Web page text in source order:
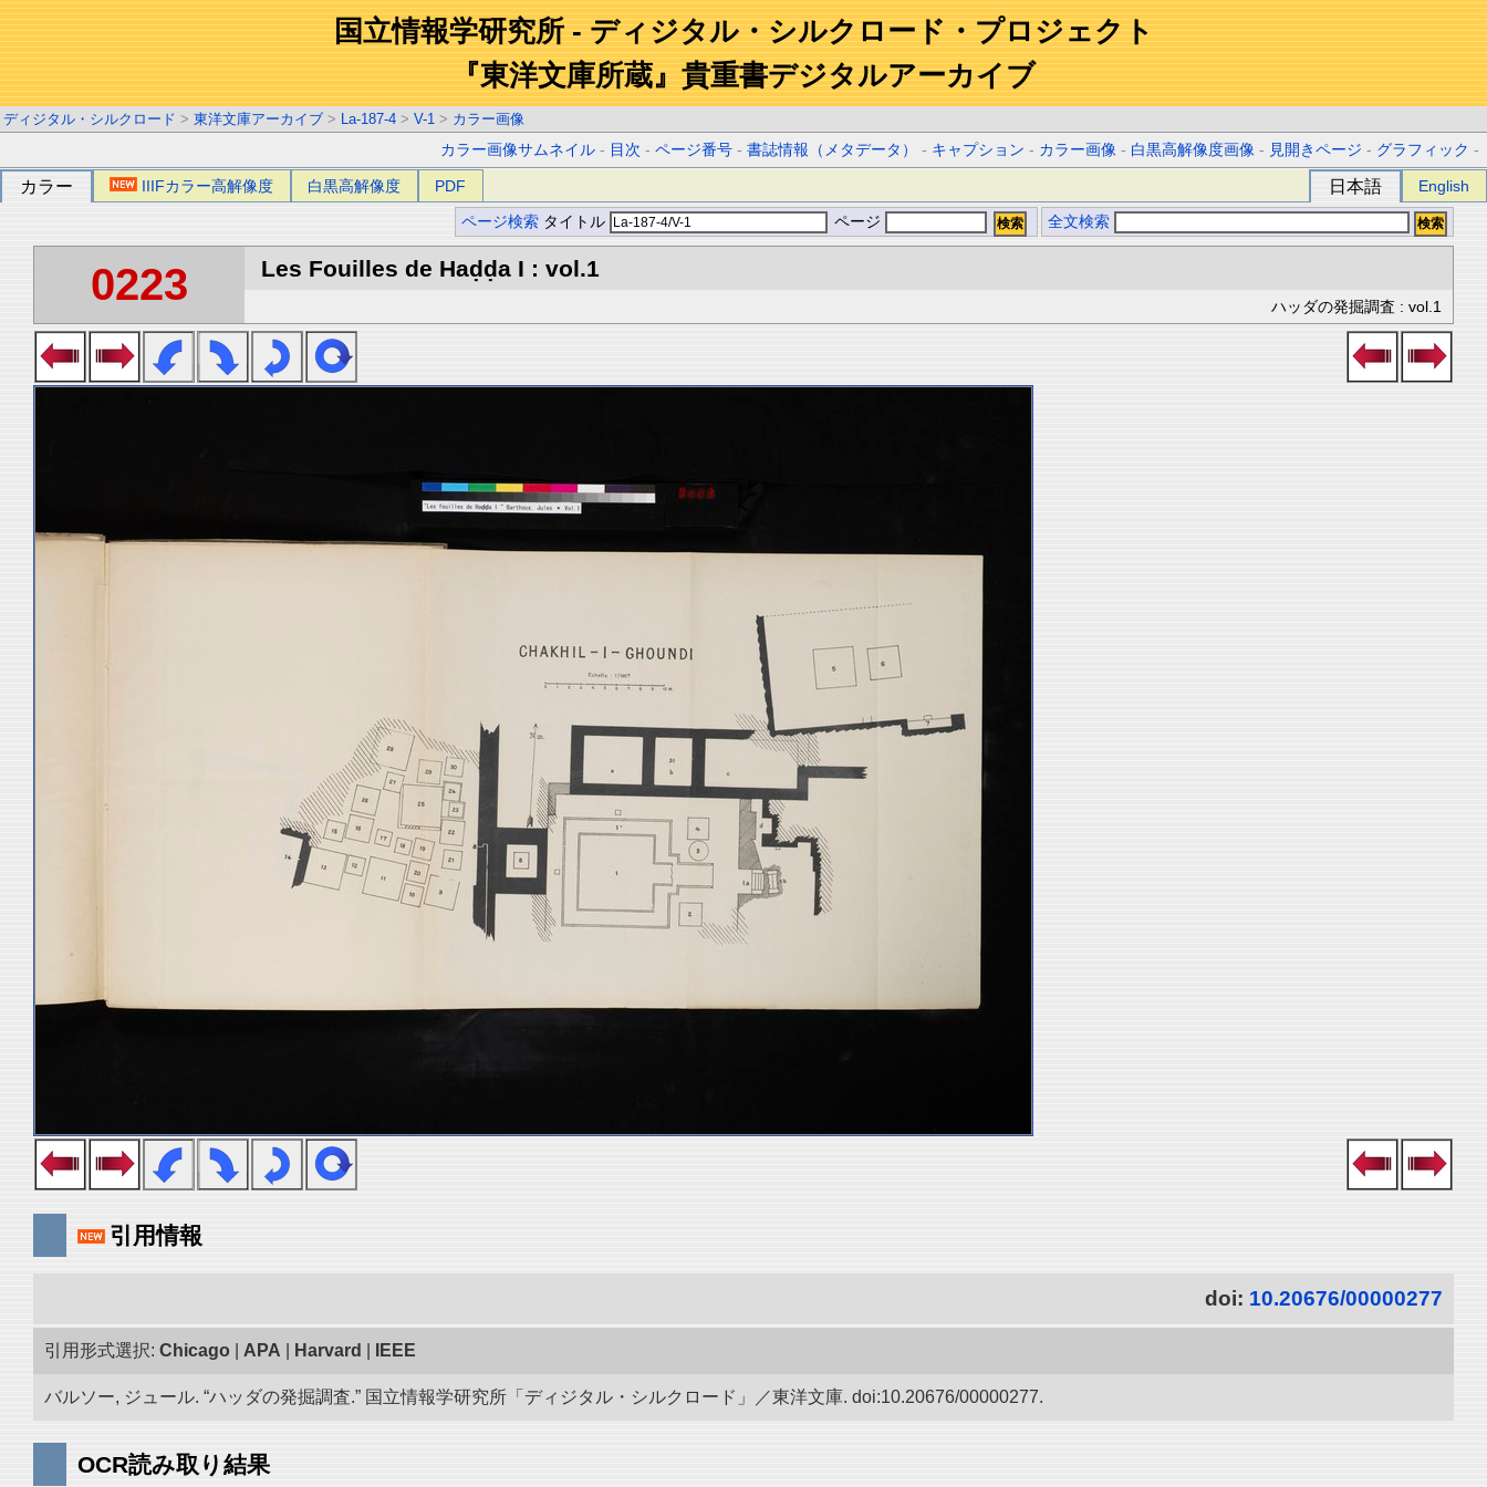
国立情報学研究所 - ディジタル・シルクロード・プロジェクト
『東洋文庫所蔵』貴重書デジタルアーカイブ
ディジタル・シルクロード > 東洋文庫アーカイブ > La-187-4 > V-1 > カラー画像
カラー画像サムネイル - 目次 -ページ番号 -書誌情報（メタデータ） - キャプション - カラー画像 - 白黒高解像度画像 - 見開きページ - グラフィック -
カラー IIIFカラー高解像度 白黒高解像度 PDF 日本語 English
ページ検索 タイトル ページ 全文検索
0223 Les Fouilles de Haḍḍa I : vol.1
ハッダの発掘調査 : vol.1
引用情報
doi: 10.20676/00000277
引用形式選択: Chicago APA Harvard IEEE
バルソー, ジュール. “ハッダの発掘調査.” 国立情報学研究所「ディジタル・シルクロード」／東洋文庫. doi:10.20676/00000277.
OCR読み取り結果